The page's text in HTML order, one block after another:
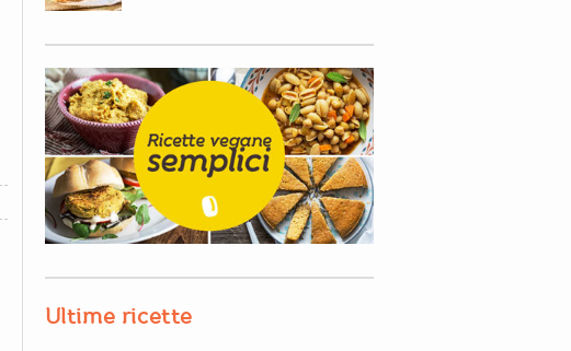
Ultime ricette